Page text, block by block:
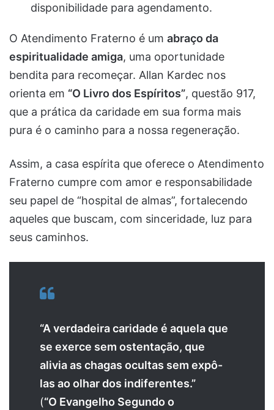
disponibilidade para agendamento.
O Atendimento Fraterno é um abraço da
espiritualidade amiga, uma oportunidade
bendita para recomeçar. Allan Kardec nos
orienta em “O Livro dos Espíritos”, questão 917,
que a prática da caridade em sua forma mais
pura é o caminho para a nossa regeneração.
Assim, a casa espírita que oferece o Atendimento
Fraterno cumpre com amor e responsabilidade
seu papel de “hospital de almas”, fortalecendo
aqueles que buscam, com sinceridade, luz para
seus caminhos.
“A verdadeira caridade é aquela que
se exerce sem ostentação, que
alivia as chagas ocultas sem expô-
las ao olhar dos indiferentes.”
(“O Evangelho Segundo o